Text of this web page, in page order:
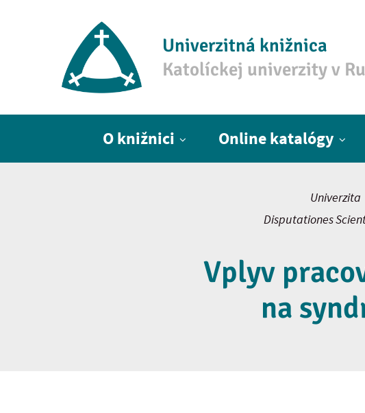
Univerzitná knižnica
Katolíckej univerzity v
O knižnici Online katalógy
Univerzita
Disputationes
Vplyv
na